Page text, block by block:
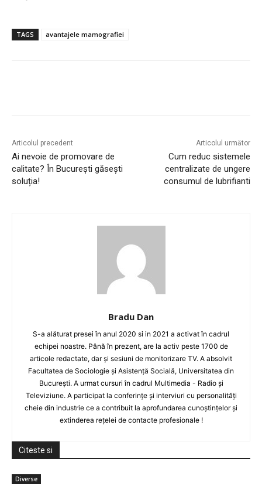
TAGS avantajele mamografiei
Articolul precedent
Ai nevoie de promovare de
calitate? În București găsești
soluția!
Articolul următor
Cum reduc sistemele
centralizate de ungere
consumul de lubrifianti
Bradu Dan
S-a alăturat presei în anul 2020 si in 2021 a activat în cadrul
echipei noastre. Până în prezent, are la activ peste 1700 de
articole redactate, dar și sesiuni de monitorizare TV. A absolvit
Facultatea de Sociologie și Asistență Socială, Universitatea din
București. A urmat cursuri în cadrul Multimedia - Radio și
Televiziune. A participat la conferințe și interviuri cu personalități
cheie din industrie ce a contribuit la aprofundarea cunoștințelor și
extinderea rețelei de contacte profesionale !
Citeste si
Diverse